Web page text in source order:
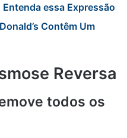
essa Expressão
Contêm Um
Reversa
todos os